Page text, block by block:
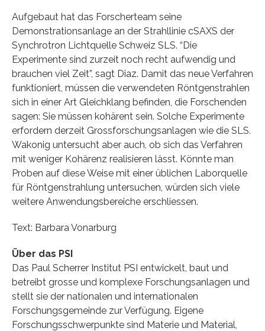
Aufgebaut hat das Forscherteam seine
Demonstrationsanlage an der Strahllinie cSAXS der
Synchrotron Lichtquelle Schweiz SLS. “Die
Experimente sind zurzeit noch recht aufwendig und
brauchen viel Zeit”, sagt Diaz. Damit das neue Verfahren
funktioniert, müssen die verwendeten Röntgenstrahlen
sich in einer Art Gleichklang befinden, die Forschenden
sagen: Sie müssen kohärent sein. Solche Experimente
erfordern derzeit Grossforschungsanlagen wie die SLS.
Wakonig untersucht aber auch, ob sich das Verfahren
mit weniger Kohärenz realisieren lässt. Könnte man
Proben auf diese Weise mit einer üblichen Laborquelle
für Röntgenstrahlung untersuchen, würden sich viele
weitere Anwendungsbereiche erschliessen.
Text: Barbara Vonarburg
Über das PSI
Das Paul Scherrer Institut PSI entwickelt, baut und
betreibt grosse und komplexe Forschungsanlagen und
stellt sie der nationalen und internationalen
Forschungsgemeinde zur Verfügung. Eigene
Forschungsschwerpunkte sind Materie und Material,